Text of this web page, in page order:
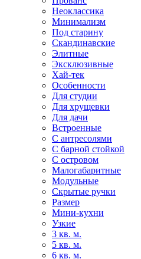
Неоклассика
Минимализм
Под старину
Скандинавские
Элитные
Эксклюзивные
Хай-тек
Особенности
Для студии
Для хрущевки
Для дачи
Встроенные
С антресолями
С барной стойкой
С островом
Малогабаритные
Модульные
Скрытые ручки
Размер
Мини-кухни
Узкие
3 кв. м.
5 кв. м.
6 кв. м.